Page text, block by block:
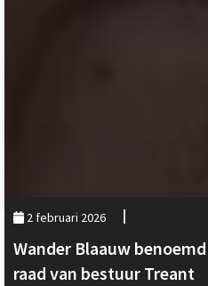
2 februari 2026
Wander Blaauw
raad van bestuur Treant